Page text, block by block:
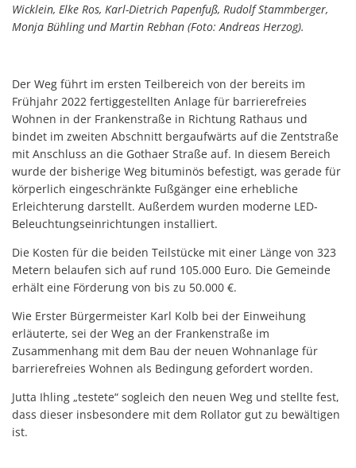
Wicklein, Elke Ros, Karl-Dietrich Papenfuß, Rudolf Stammberger,
Monja Bühling und Martin Rebhan (Foto: Andreas Herzog).
Der Weg führt im ersten Teilbereich von der bereits im
Frühjahr 2022 fertiggestellten Anlage für barrierefreies
Wohnen in der Frankenstraße in Richtung Rathaus und
bindet im zweiten Abschnitt bergaufwärts auf die Zentstraße
mit Anschluss an die Gothaer Straße auf. In diesem Bereich
wurde der bisherige Weg bituminös befestigt, was gerade für
körperlich eingeschränkte Fußgänger eine erhebliche
Erleichterung darstellt. Außerdem wurden moderne LED-
Beleuchtungseinrichtungen installiert.
Die Kosten für die beiden Teilstücke mit einer Länge von 323
Metern belaufen sich auf rund 105.000 Euro. Die Gemeinde
erhält eine Förderung von bis zu 50.000 €.
Wie Erster Bürgermeister Karl Kolb bei der Einweihung
erläuterte, sei der Weg an der Frankenstraße im
Zusammenhang mit dem Bau der neuen Wohnanlage für
barrierefreies Wohnen als Bedingung gefordert worden.
Jutta Ihling „testete“ sogleich den neuen Weg und stellte fest,
dass dieser insbesondere mit dem Rollator gut zu bewältigen
ist.